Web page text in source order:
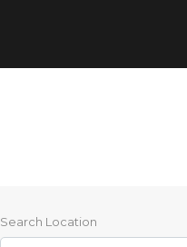
Search Location